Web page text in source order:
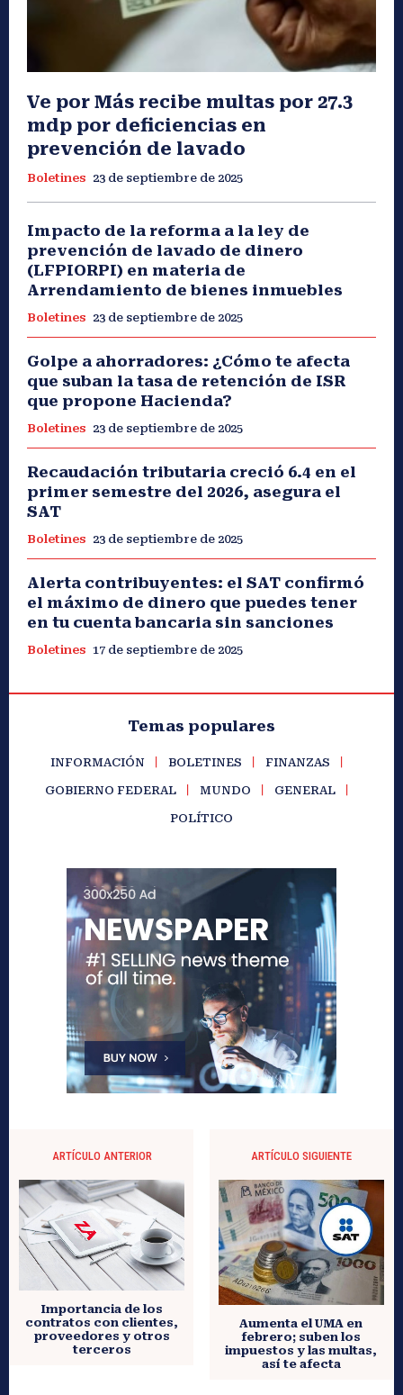
Ve por Más recibe multas por 27.3
mdp por deficiencias en
prevención de lavado
Boletines 23 de septiembre de 2025
Impacto de la reforma a la ley de
prevención de lavado de dinero
(LFPIORPI) en materia de
Arrendamiento de bienes inmuebles
Boletines 23 de septiembre de 2025
Golpe a ahorradores: ¿Cómo te afecta
que suban la tasa de retención de ISR
que propone Hacienda?
Boletines 23 de septiembre de 2025
Recaudación tributaria creció 6.4 en el
primer semestre del 2026, asegura el
SAT
Boletines 23 de septiembre de 2025
Alerta contribuyentes: el SAT confirmó
el máximo de dinero que puedes tener
en tu cuenta bancaria sin sanciones
Boletines 17 de septiembre de 2025
Temas populares
INFORMACIÓN BOLETINES FINANZAS
GOBIERNO FEDERAL MUNDO GENERAL
POLÍTICO
ARTÍCULO ANTERIOR
Importancia de los
contratos con clientes,
proveedores y otros
terceros
ARTÍCULO SIGUIENTE
Aumenta el UMA en
febrero; suben los
impuestos y las multas,
así te afecta